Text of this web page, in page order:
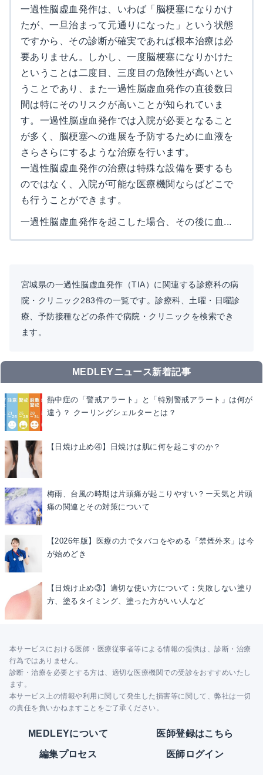
一過性脳虚血発作は、いわば「脳梗塞になりかけ
たが、一旦治まって元通りになった」という状態
ですから、その診断が確実であれば根本治療は必
要ありません。しかし、一度脳梗塞になりかけた
ということは二度目、三度目の危険性が高いとい
うことであり、また一過性脳虚血発作の直後数日
間は特にそのリスクが高いことが知られていま
す。一過性脳虚血発作では入院が必要となること
が多く、脳梗塞への進展を予防するために血液を
さらさらにするような治療を行います。
一過性脳虚血発作の治療は特殊な設備を要するも
のではなく、入院が可能な医療機関ならばどこで
も行うことができます。
一過性脳虚血発作を起こした場合、その後に血...
宮城県の一過性脳虚血発作（TIA）に関連する診療科の病
院・クリニック283件の一覧です。診療科、土曜・日曜診
療、予防接種などの条件で病院・クリニックを検索でき
ます。
MEDLEYニュース新着記事
熱中症の「警戒アラート」と「特別警戒アラート」は何が
違う？ クーリングシェルターとは？
【日焼け止め④】日焼けは肌に何を起こすのか？
梅雨、台風の時期は片頭痛が起こりやすい？ー天気と片頭
痛の関連とその対策について
【2026年版】医療の力でタバコをやめる「禁煙外来」は今
が始めどき
【日焼け止め③】適切な使い方について：失敗しない塗り
方、塗るタイミング、塗った方がいい人など
本サービスにおける医師・医療従事者等による情報の提供は、診断・治療
行為ではありません。
診断・治療を必要とする方は、適切な医療機関での受診をおすすめいたし
ます。
本サービス上の情報や利用に関して発生した損害等に関して、弊社は一切
の責任を負いかねますことをご了承ください。
MEDLEYについて 医師登録はこちら
編集プロセス 医師ログイン